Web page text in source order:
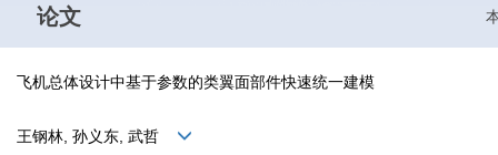
论文
飞机总体设计中基于参数的类翼面部件快速统一建模
王钢林, 孙义东, 武哲